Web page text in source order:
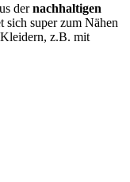
dernachhaltigen
sich super zum Nähen
z.B. mit